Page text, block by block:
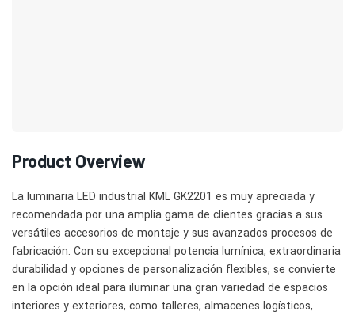
Product Overview
La luminaria LED industrial KML GK2201 es muy apreciada y
recomendada por una amplia gama de clientes gracias a sus
versátiles accesorios de montaje y sus avanzados procesos de
fabricación. Con su excepcional potencia lumínica, extraordinaria
durabilidad y opciones de personalización flexibles, se convierte
en la opción ideal para iluminar una gran variedad de espacios
interiores y exteriores, como talleres, almacenes logísticos,